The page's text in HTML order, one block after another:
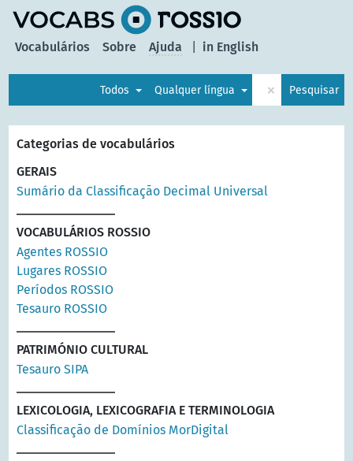
in English
Vocabulários Sobre Ajuda
Todos Qualquer língua × Pesquisar
Categorias de vocabulários
GERAIS
Sumário da Classificação Decimal Universal
VOCABULÁRIOS ROSSIO
Agentes ROSSIO
Lugares ROSSIO
Períodos ROSSIO
Tesauro ROSSIO
PATRIMÓNIO CULTURAL
Tesauro SIPA
LEXICOLOGIA, LEXICOGRAFIA E TERMINOLOGIA
Classificação de Domínios MorDigital